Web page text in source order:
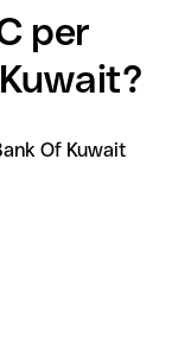
per
Of Kuwait